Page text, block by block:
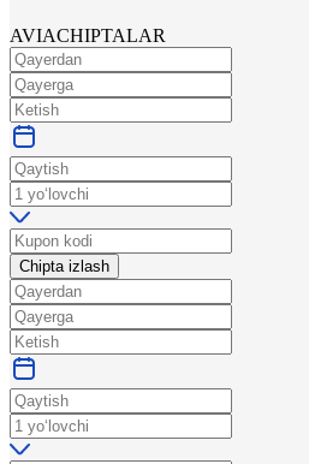
AVIACHIPTALAR
Chipta izlash